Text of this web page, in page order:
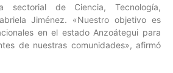
sectorial de Ciencia, Tecnología,
Jiménez. «Nuestro objetivo es
en el estado Anzoátegui para
de nuestras comunidades», afirmó